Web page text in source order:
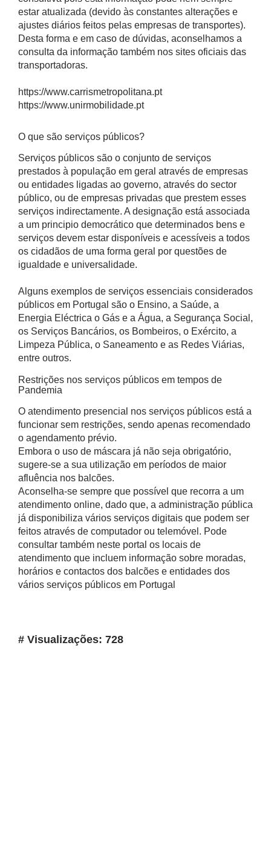
estar atualizada (devido às constantes alterações e
ajustes diários feitos pelas empresas de transportes).
Desta forma e em caso de dúvidas, aconselhamos a
consulta da informação também nos sites oficiais das
transportadoras.
https://www.carrismetropolitana.pt
https://www.unirmobilidade.pt
O que são serviços públicos?
Serviços públicos são o conjunto de serviços
prestados à população em geral através de empresas
ou entidades ligadas ao governo, através do sector
público, ou de empresas privadas que prestem esses
serviços indirectamente. A designação está associada
a um principio democrático que determinados bens e
serviços devem estar disponíveis e acessíveis a todos
os cidadãos de uma forma geral por questões de
igualdade e universalidade.
Alguns exemplos de serviços essenciais considerados
públicos em Portugal são o Ensino, a Saúde, a
Energia Eléctrica o Gás e a Água, a Segurança Social,
os Serviços Bancários, os Bombeiros, o Exército, a
Limpeza Pública, o Saneamento e as Redes Viárias,
entre outros.
Restrições nos serviços públicos em tempos de
Pandemia
O atendimento presencial nos serviços públicos está a
funcionar sem restrições, sendo apenas recomendado
o agendamento prévio.
Embora o uso de máscara já não seja obrigatório,
sugere-se a sua utilização em períodos de maior
afluência nos balcões.
Aconselha-se sempre que possível que recorra a um
atendimento online, dado que, a administração pública
já disponibiliza vários serviços digitais que podem ser
feitos através de computador ou telemóvel. Pode
consultar também neste portal os locais de
atendimento que incluem informação sobre moradas,
horários e contactos dos balcões e entidades dos
vários serviços públicos em Portugal
# Visualizações: 728